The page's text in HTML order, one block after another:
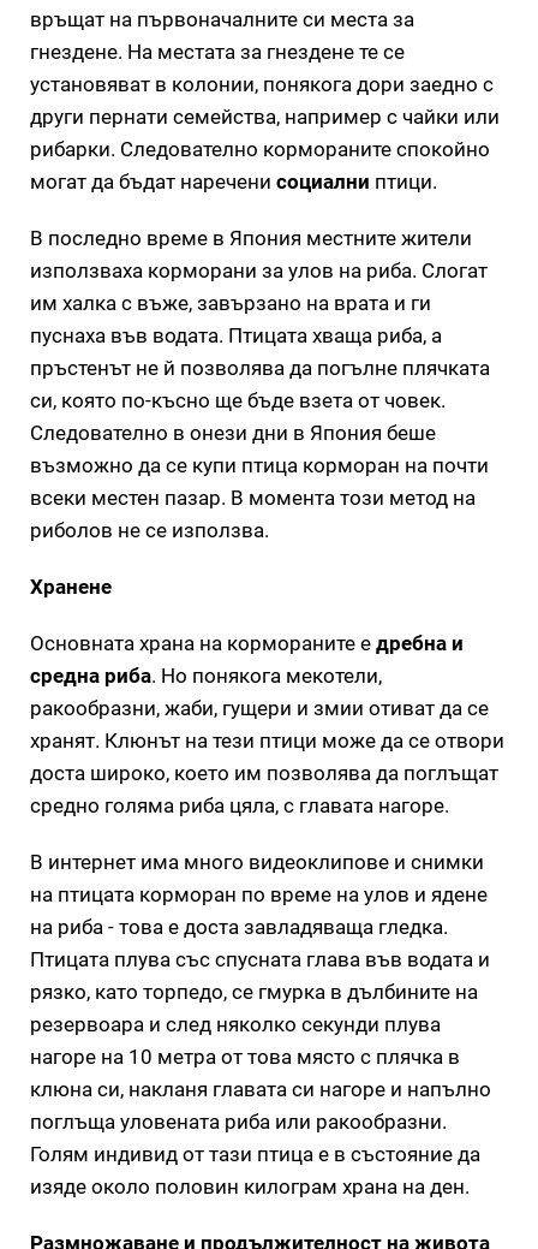
връщат на първоначалните си места за
гнездене. На местата за гнездене те се
установяват в колонии, понякога дори заедно с
други пернати семейства, например с чайки или
рибарки. Следователно кормораните спокойно
могат да бъдат наречени социални птици.
В последно време в Япония местните жители
използваха корморани за улов на риба. Слогат
им халка с въже, завързано на врата и ги
пуснаха във водата. Птицата хваща риба, а
пръстенът не й позволява да погълне плячката
си, която по-късно ще бъде взета от човек.
Следователно в онези дни в Япония беше
възможно да се купи птица корморан на почти
всеки местен пазар. В момента този метод на
риболов не се използва.
Хранене
Основната храна на кормораните е дребна и
средна риба. Но понякога мекотели,
ракообразни, жаби, гущери и змии отиват да се
хранят. Клюнът на тези птици може да се отвори
доста широко, което им позволява да поглъщат
средно голяма риба цяла, с главата нагоре.
В интернет има много видеоклипове и снимки
на птицата корморан по време на улов и ядене
на риба - това е доста завладяваща гледка.
Птицата плува със спусната глава във водата и
рязко, като торпедо, се гмурка в дълбините на
резервоара и след няколко секунди плува
нагоре на 10 метра от това място с плячка в
клюна си, накланя главата си нагоре и напълно
поглъща уловената риба или ракообразни.
Голям индивид от тази птица е в състояние да
изяде около половин килограм храна на ден.
Размножаване и продължителност на живота